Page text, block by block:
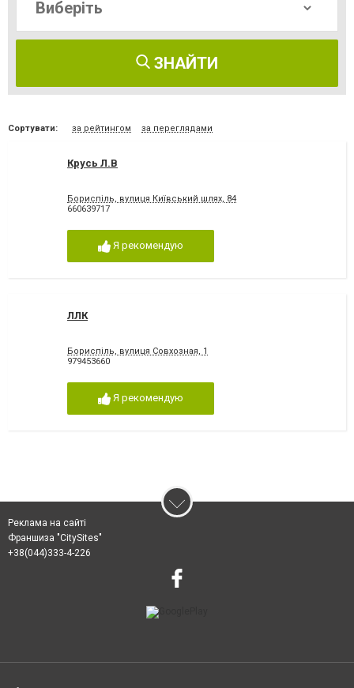
ЗНАЙТИ
Сортувати: за рейтингом за переглядами
Крусь Л.В
Бориспіль, вулиця Київський шлях, 84
660639717
Я рекомендую
ЛЛК
Бориспіль, вулиця Совхозная, 1
979453660
Я рекомендую
Реклама на сайті
Франшиза "CitySites"
+38(044)333-4-226